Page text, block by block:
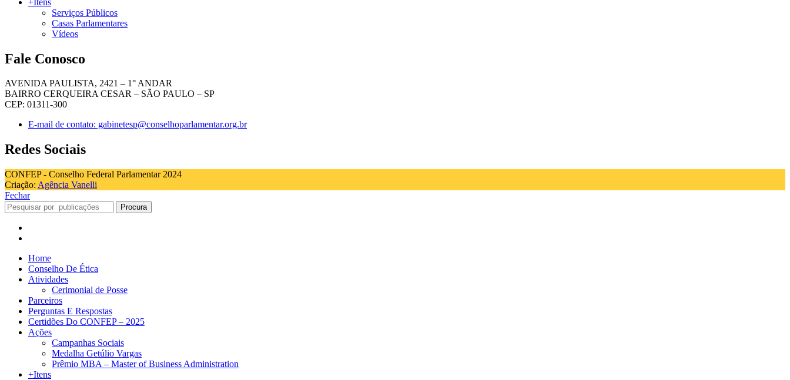
Serviços Públicos
Casas Parlamentares
Vídeos
Fale Conosco
AVENIDA PAULISTA, 2421 – 1° ANDAR
BAIRRO CERQUEIRA CESAR – SÃO PAULO – SP
CEP: 01311-300
E-mail de contato: gabinetesp@conselhoparlamentar.org.br
Redes Sociais
CONFEP - Conselho Federal Parlamentar 2024
Criação: Agência Vanelli
Fechar
Procura
Home
Conselho De Ética
Atividades
Cerimonial de Posse
Parceiros
Perguntas E Respostas
Certidões Do CONFEP – 2025
Ações
Campanhas Sociais
Medalha Getúlio Vargas
Prêmio MBA – Master of Business Administration
+Itens